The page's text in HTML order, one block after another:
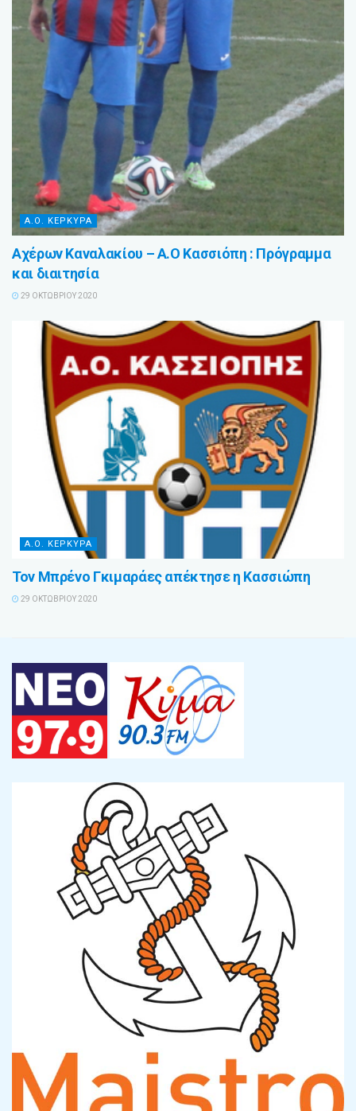
Α.Ο. ΚΕΡΚΥΡΑ
Αχέρων Καναλακίου – Α.Ο Κασσιόπη : Πρόγραμμα
και διαιτησία
29 ΟΚΤΩΒΡΊΟΥ 2020
Α.Ο. ΚΕΡΚΥΡΑ
Τον Μπρένο Γκιμαράες απέκτησε η Κασσιώπη
29 ΟΚΤΩΒΡΊΟΥ 2020